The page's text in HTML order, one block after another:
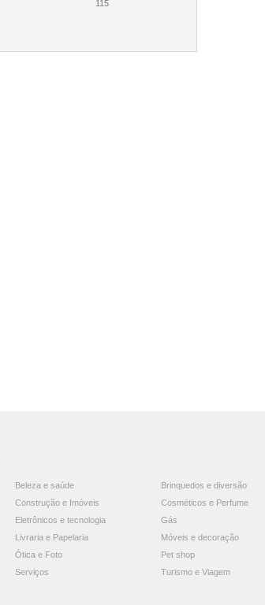
115
Beleza e saúde
Brinquedos e diversão
Construção e Imóveis
Cosméticos e Perfume
Eletrônicos e tecnologia
Gás
Livraria e Papelaria
Móveis e decoração
Ótica e Foto
Pet shop
Serviços Turismo e Viagem